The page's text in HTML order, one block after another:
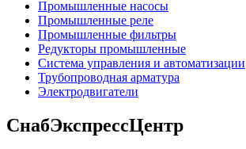
Промышленные насосы
Промышленные реле
Промышленные фильтры
Редукторы промышленные
Система управления и автоматизации
Трубопроводная арматура
Электродвигатели
СнабЭкспрессЦентр